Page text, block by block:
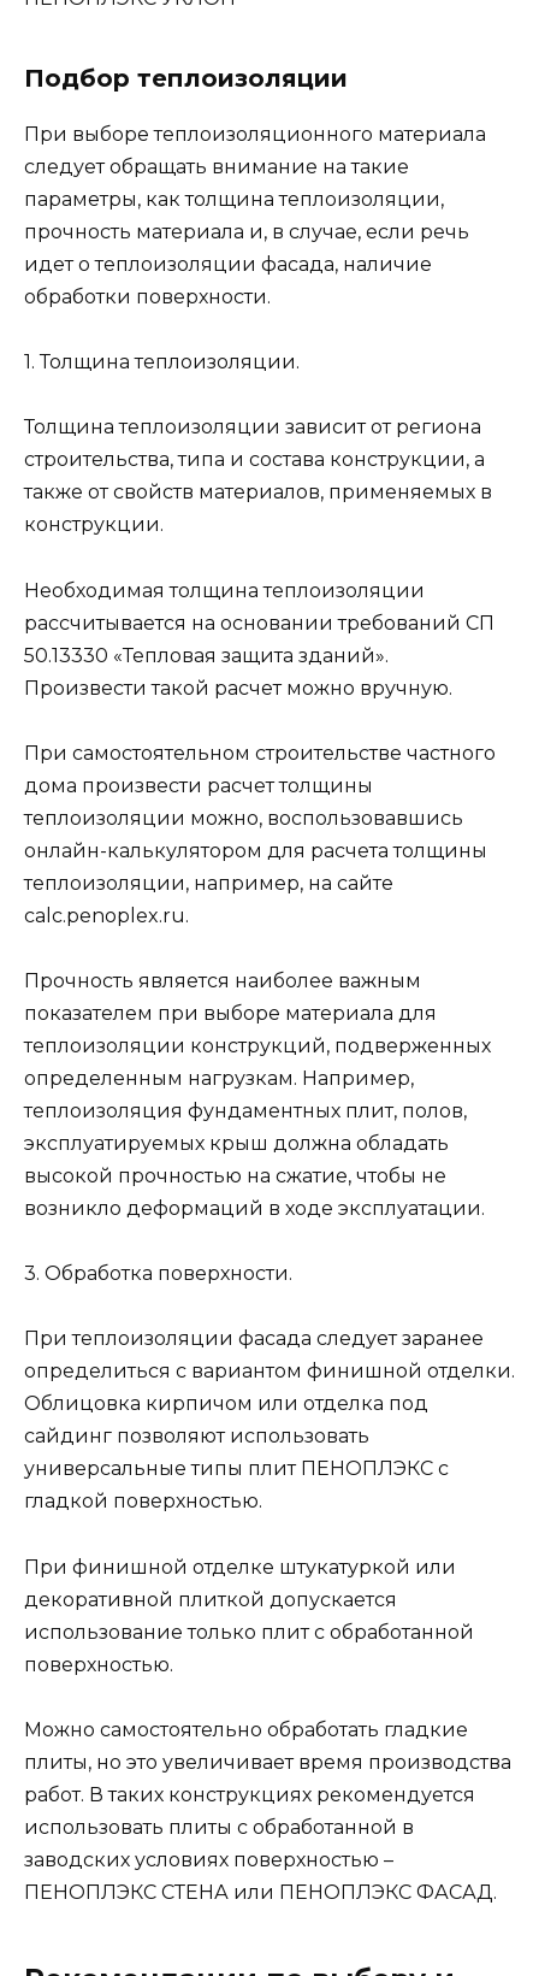
Подбор теплоизоляции
При выборе теплоизоляционного материала
следует обращать внимание на такие
параметры, как толщина теплоизоляции,
прочность материала и, в случае, если речь
идет о теплоизоляции фасада, наличие
обработки поверхности.
1. Толщина теплоизоляции.
Толщина теплоизоляции зависит от региона
строительства, типа и состава конструкции, а
также от свойств материалов, применяемых в
конструкции.
Необходимая толщина теплоизоляции
рассчитывается на основании требований СП
50.13330 «Тепловая защита зданий».
Произвести такой расчет можно вручную.
При самостоятельном строительстве частного
дома произвести расчет толщины
теплоизоляции можно, воспользовавшись
онлайн-калькулятором для расчета толщины
теплоизоляции, например, на сайте
calc.penoplex.ru.
Прочность является наиболее важным
показателем при выборе материала для
теплоизоляции конструкций, подверженных
определенным нагрузкам. Например,
теплоизоляция фундаментных плит, полов,
эксплуатируемых крыш должна обладать
высокой прочностью на сжатие, чтобы не
возникло деформаций в ходе эксплуатации.
3. Обработка поверхности.
При теплоизоляции фасада следует заранее
определиться с вариантом финишной отделки.
Облицовка кирпичом или отделка под
сайдинг позволяют использовать
универсальные типы плит ПЕНОПЛЭКС с
гладкой поверхностью.
При финишной отделке штукатуркой или
декоративной плиткой допускается
использование только плит с обработанной
поверхностью.
Можно самостоятельно обработать гладкие
плиты, но это увеличивает время производства
работ. В таких конструкциях рекомендуется
использовать плиты с обработанной в
заводских условиях поверхностью –
ПЕНОПЛЭКС СТЕНА или ПЕНОПЛЭКС ФАСАД.